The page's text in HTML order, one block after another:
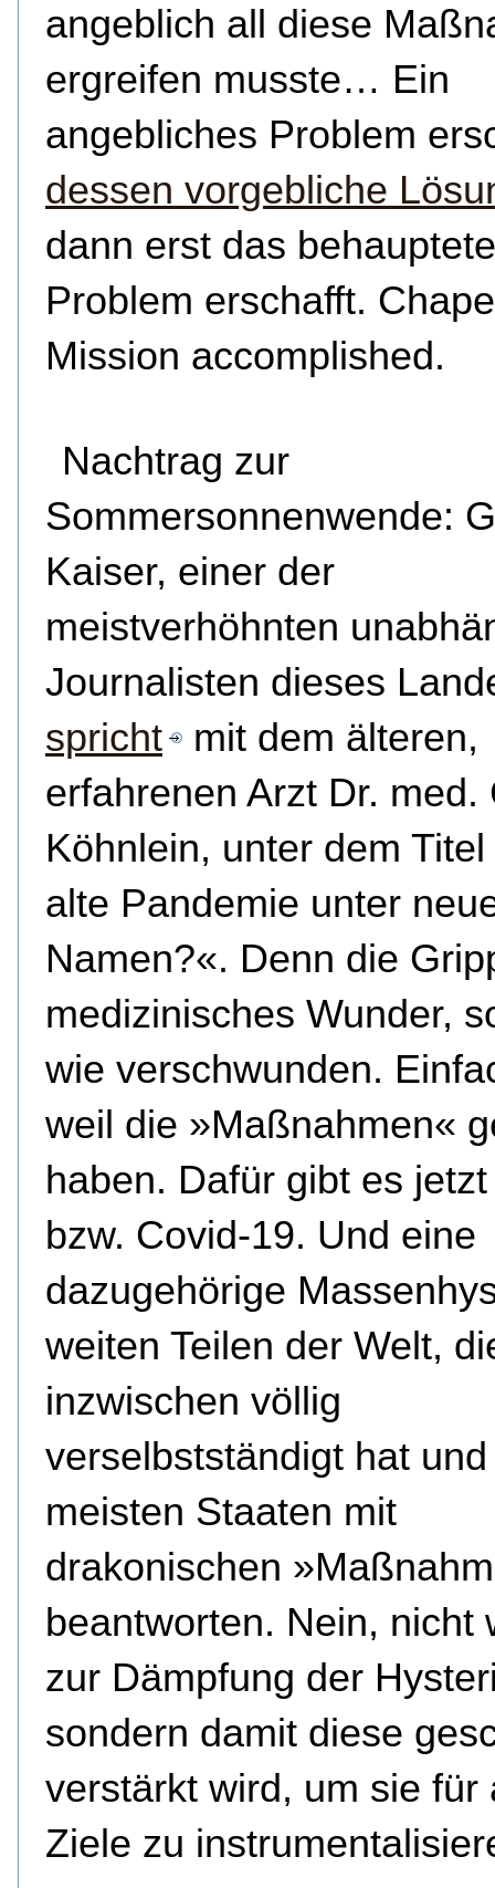
angeblich all diese
ergreifen musste… Ein
angebliches Problem
dessen vorgebliche
dann erst das behauptete
Problem erschafft.
Mission accomplished.
Nachtrag zur
Sommersonnenwende:
Kaiser, einer der
meistverhöhnten
Journalisten dieses
spricht
mit dem älteren,
erfahrenen Arzt Dr. med.
Köhnlein, unter dem
alte Pandemie unter
Namen?«. Denn die
medizinisches Wunder,
wie verschwunden.
weil die »Maßnahmen«
haben. Dafür gibt es
bzw. Covid-19. Und eine
dazugehörige
weiten Teilen der Welt,
inzwischen völlig
verselbstständigt hat
meisten Staaten mit
drakonischen
beantworten. Nein, nicht
zur Dämpfung der
sondern damit diese
verstärkt wird, um sie für
Ziele zu